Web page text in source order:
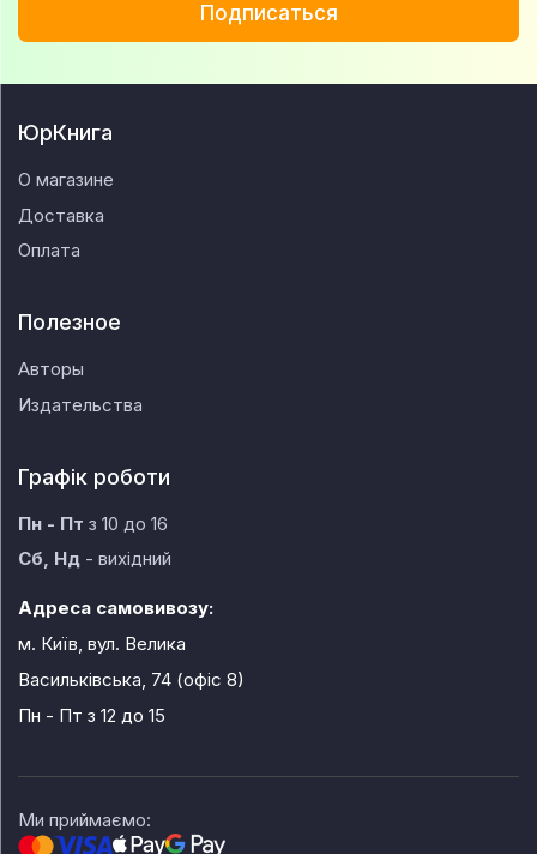
Подписаться
ЮрКнига
О магазине
Доставка
Оплата
Полезное
Авторы
Издательства
Графік роботи
Пн - Пт з 10 до 16
Сб, Нд - вихідний
Адреса самовивозу:
м. Київ, вул. Велика
Васильківська, 74 (офіс 8)
Пн - Пт з 12 до 15
Ми приймаємо: